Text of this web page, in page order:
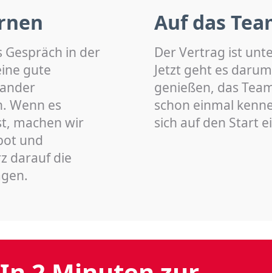
Gespräch in der
gute
Wenn es
machen wir
und
darauf die
Auf das
Der Vertrag ist
Jetzt geht es
genießen, das
schon einmal
sich auf den Start